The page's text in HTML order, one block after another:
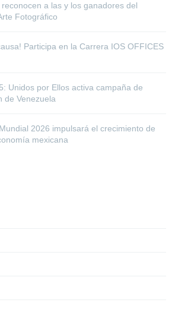
reconocen a las y los ganadores del
Fotográfico
Participa en la Carrera IOS OFFICES
Unidos por Ellos activa campaña de
de Venezuela
2026 impulsará el crecimiento de
mexicana